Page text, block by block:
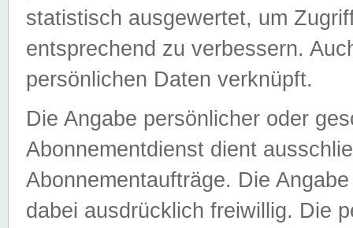
statistisch ausgewertet, um
entsprechend zu verbessern.
persönlichen Daten verknüpft.
Die Angabe persönlicher oder
Abonnementdienst dient
Abonnementaufträge. Die
dabei ausdrücklich freiwillig. Die